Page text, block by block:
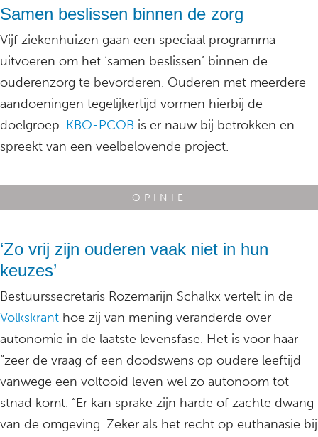
Samen beslissen binnen de zorg
Vijf ziekenhuizen gaan een speciaal programma
uitvoeren om het ‘samen beslissen’ binnen de
ouderenzorg te bevorderen. Ouderen met meerdere
aandoeningen tegelijkertijd vormen hierbij de
doelgroep. KBO-PCOB is er nauw bij betrokken en
spreekt van een veelbelovende project.
OPINIE
‘Zo vrij zijn ouderen vaak niet in hun
keuzes’
Bestuurssecretaris Rozemarijn Schalkx vertelt in de
Volkskrant hoe zij van mening veranderde over
autonomie in de laatste levensfase. Het is voor haar
“zeer de vraag of een doodswens op oudere leeftijd
vanwege een voltooid leven wel zo autonoom tot
stnad komt. “Er kan sprake zijn harde of zachte dwang
van de omgeving. Zeker als het recht op euthanasie bij